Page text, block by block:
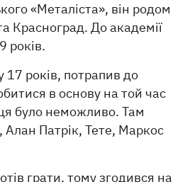
«Металіста», він родом
Красноград. До академії
років.
17 років, потрапив до
в основу на той час
було неможливо. Там
, Алан Патрік, Тете, Маркос
грати, тому згодився на